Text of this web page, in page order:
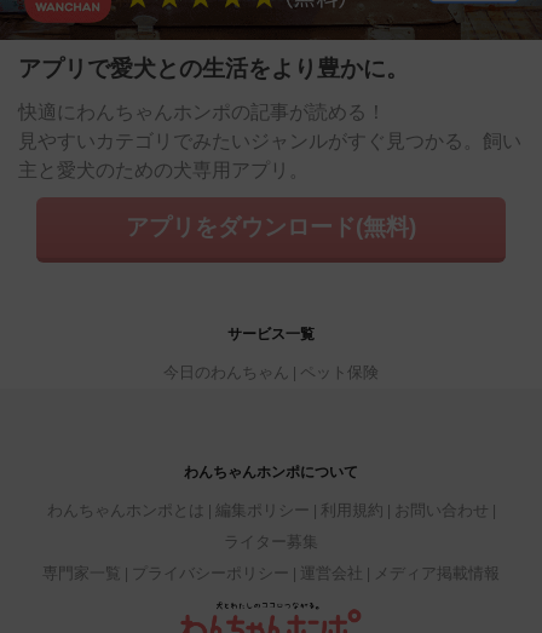
アプリで愛犬との生活をより豊かに。
快適にわんちゃんホンポの記事が読める！
見やすいカテゴリでみたいジャンルがすぐ見つかる。飼い
主と愛犬のための犬専用アプリ。
アプリをダウンロード(無料)
サービス一覧
今日のわんちゃん ペット保険
わんちゃんホンポについて
わんちゃんホンポとは 編集ポリシー 利用規約
お問い合わせ
ライター募集
専門家一覧
プライバシーポリシー 運営会社 メディア掲載情報